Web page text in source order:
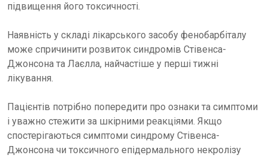
підвищення його токсичності.
Наявність у складі лікарського засобу фенобарбіталу
може спричинити розвиток синдромів Стівенса-
Джонсона та Лаєлла, найчастіше у перші тижні
лікування.
Пацієнтів потрібно попередити про ознаки та симптоми
і уважно стежити за шкірними реакціями. Якщо
спостерігаються симптоми синдрому Стівенса-
Джонсона чи токсичного епідермального некролізу